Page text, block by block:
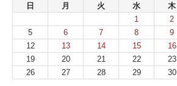
日
月 火 水 木
1
2
5
6 7 8 9
12
13 14 15 16
19
20 21 22 23
26
27 28 29 30